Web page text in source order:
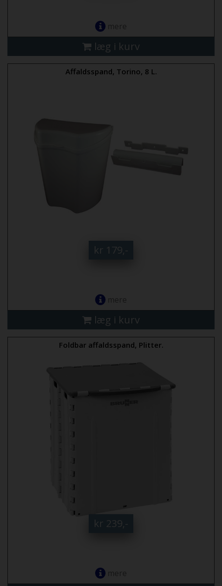
mere
læg i kurv
Affaldsspand, Torino, 8 L.
kr 179,-
mere
læg i kurv
Foldbar affaldsspand, Plitter.
kr 239,-
mere